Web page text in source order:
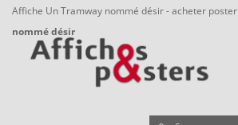
Affiche Un Tramway nommé désir - acheter poster
nommé désir